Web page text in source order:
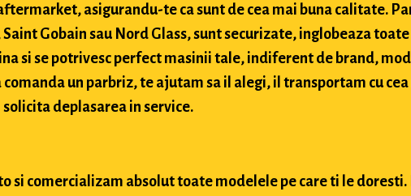
asigurandu-te ca sunt de cea mai buna calitate.
Gobain sau Nord Glass, sunt securizate, inglobeaza
si se potrivesc perfect masinii tale, indiferent de brand,
un parbriz, te ajutam sa il alegi, il transportam cu
deplasarea in service.
si comercializam absolut toate modelele pe care ti le